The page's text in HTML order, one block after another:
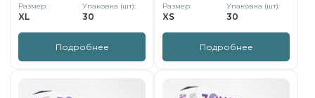
Размер:
XL
Упаковка (шт):
30
Подробнее
Размер:
XS
Упаковка (шт):
30
Подробнее